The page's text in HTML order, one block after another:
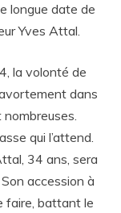
longue date de
Yves Attal.
la volonté de
dans
qui l’attend.
34 ans, sera
accession à
faire, battant le